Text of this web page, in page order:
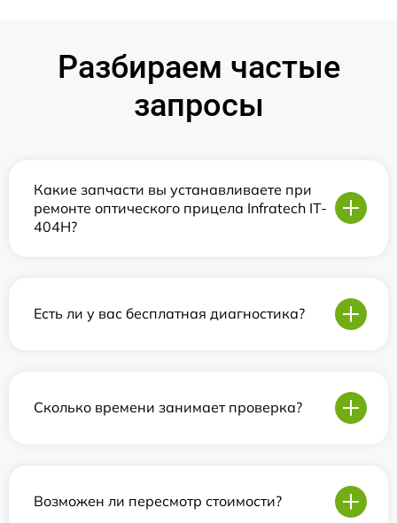
Разбираем частые
запросы
Какие запчасти вы устанавливаете при
ремонте оптического прицела Infratech IT-
404H?
Есть ли у вас бесплатная диагностика?
Сколько времени занимает проверка?
Возможен ли пересмотр стоимости?